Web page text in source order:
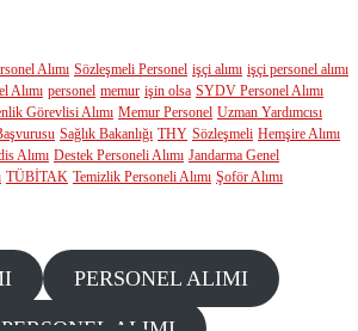
Alımı Sözleşmeli Personel işçi alımı işçi personel alımı
Alımı personel memur işin olsa SYDV Personel Alımı
Görevlisi Alımı Memur Personel Uzman Yardımcısı
Sağlık Bakanlığı THY Sözleşmeli Hemşire Alımı
Alımı Destek Personeli Alımı Jandarma Genel
TÜBİTAK Temizlik Personeli Alımı Şoför Alımı
PERSONEL ALIMI